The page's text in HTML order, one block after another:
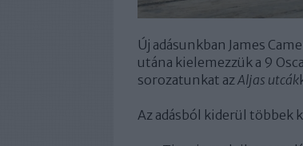
Új adásunkban James
utána kielemezzük a 9
sorozatunkat azAljas utcák
Az adásból kiderül többek